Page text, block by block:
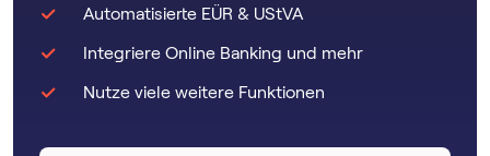
Automatisierte EÜR & UStVA
Integriere Online Banking und mehr
Nutze viele weitere Funktionen